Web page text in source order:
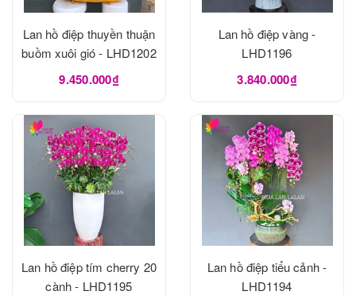
Lan hồ điệp thuyền thuận
buồm xuôi gió - LHD1202
9.450.000₫
Lan hồ điệp vàng -
LHD1196
3.840.000₫
Lan hồ điệp tím cherry 20
cành - LHD1195
Lan hồ điệp tiểu cảnh -
LHD1194